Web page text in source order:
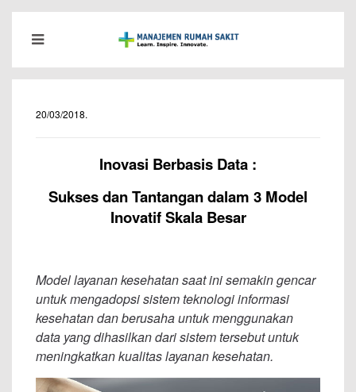
20/03/2018.
Inovasi Berbasis Data :
Sukses dan Tantangan dalam 3 Model
Inovatif Skala Besar
Model layanan kesehatan saat ini semakin gencar
untuk mengadopsi sistem teknologi informasi
kesehatan dan berusaha untuk menggunakan
data yang dihasilkan dari sistem tersebut untuk
meningkatkan kualitas layanan kesehatan.